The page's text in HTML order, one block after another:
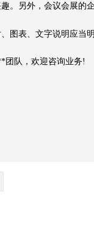
另外，会议会展的
表、文字说明应当明
队，欢迎咨询业务!